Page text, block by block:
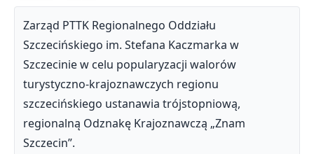
Zarząd PTTK Regionalnego Oddziału
Szczecińskiego im. Stefana Kaczmarka w
Szczecinie w celu popularyzacji walorów
turystyczno-krajoznawczych regionu
szczecińskiego ustanawia trójstopniową,
regionalną Odznakę Krajoznawczą „Znam
Szczecin”.